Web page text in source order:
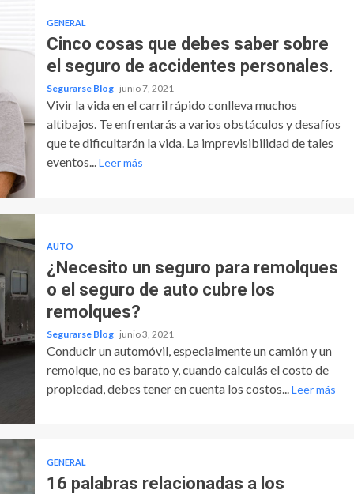
GENERAL
Cinco cosas que debes saber sobre
el seguro de accidentes personales.
Segurarse Blog junio 7, 2021
Vivir la vida en el carril rápido conlleva muchos
altibajos. Te enfrentarás a varios obstáculos y desafíos
que te dificultarán la vida. La imprevisibilidad de tales
eventos... Leer más
AUTO
¿Necesito un seguro para remolques
o el seguro de auto cubre los
remolques?
Segurarse Blog junio 3, 2021
Conducir un automóvil, especialmente un camión y un
remolque, no es barato y, cuando calculás el costo de
propiedad, debes tener en cuenta los costos... Leer más
GENERAL
16 palabras relacionadas a los